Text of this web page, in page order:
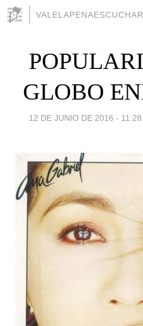
VALELAPENAESCUCHAR
GLOBO
12 DE JUNIO DE 2016 - 11:28